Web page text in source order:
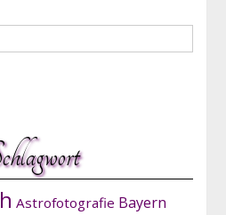
Astrofotografie Bayern